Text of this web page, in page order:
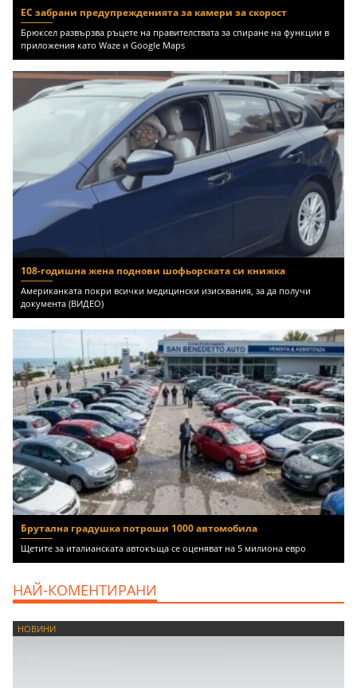
ЕС забрани предупрежденията за камери за скорост
Брюксел развързва ръцете на правителствата за спиране на функции в
приложения като Waze и Google Maps
108-годишна жена поднови шофьорската си книжка
Американката покри всички медицински изисквания, за да получи
документа (ВИДЕО)
Брутална градушка потроши 1000 автомобила
Щетите за италианската автокъща се оценяват на 5 милиона евро
НАЙ-КОМЕНТИРАНИ
НОВИНИ